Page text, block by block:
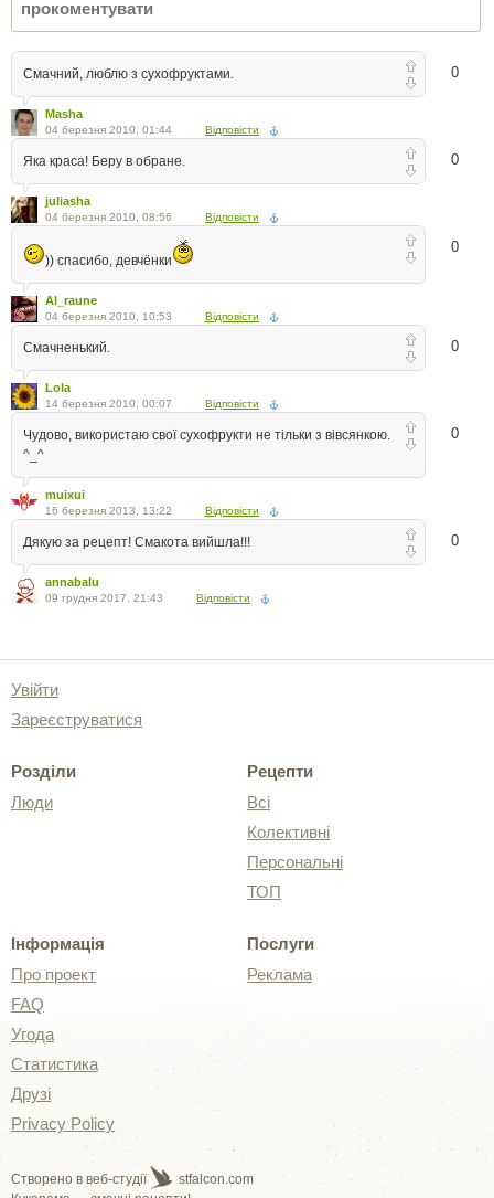
0
Смачний, люблю з сухофруктами.
Masha
04 березня 2010, 01:44 Відповісти
0
Яка краса! Беру в обране.
juliasha
04 березня 2010, 08:56 Відповісти
0
)) спасибо, девчёнки
Al_raune
04 березня 2010, 10:53 Відповісти
0
Смачненький.
Lola
14 березня 2010, 00:07 Відповісти
0
Чудово, використаю свої сухофрукти не тільки з вівсянкою.
^_^
muixui
16 березня 2013, 13:22 Відповісти
0
Дякую за рецепт! Смакота вийшла!!!
annabalu
09 грудня 2017, 21:43 Відповісти
Увійти
Зареєструватися
Розділи
Люди
Рецепти
Всі
Колективні
Персональні
ТОП
Інформація
Про проект
FAQ
Угода
Статистика
Друзі
Privacy Policy
Послуги
Реклама
Створено в веб-студії
stfalcon.com